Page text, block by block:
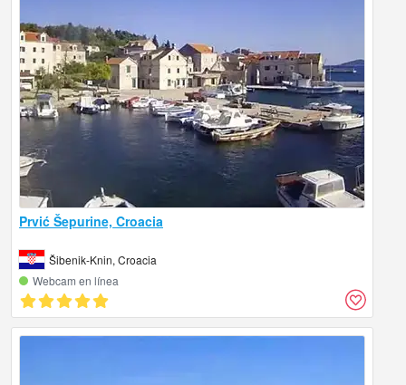
Prvić Šepurine, Croacia
Šibenik-Knin, Croacia
Webcam en línea